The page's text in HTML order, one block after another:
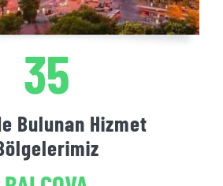
35
Bulunan Hizmet